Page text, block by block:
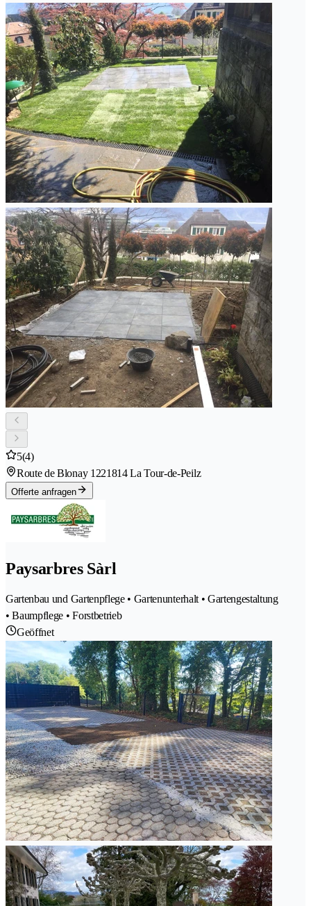
5(4)
Route de Blonay 1221814 La Tour-de-Peilz
Offerte anfragen
Paysarbres Sàrl
Gartenbau und Gartenpflege • Gartenunterhalt • Gartengestaltung
• Baumpflege • Forstbetrieb
Geöffnet